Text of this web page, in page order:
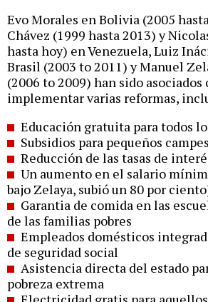
Evo Morales en Bolivia (2005
Chávez (1999 hasta 2013) y
hasta hoy) en Venezuela, Luiz
Brasil (2003 to 2011) y Manuel
(2006 to 2009) han sido
implementar varias reformas,
Educación gratuita para todos
Subsidios para pequeños
Reducción de las tasas de
Un aumento en el salario
bajo Zelaya, subió un 80 por
Garantia de comida en las
de las familias pobres
Empleados domésticos
de seguridad social
Asistencia directa del estado
pobreza extrema